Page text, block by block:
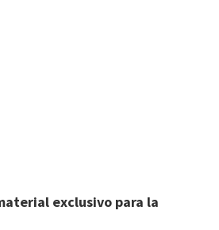
exclusivo para la